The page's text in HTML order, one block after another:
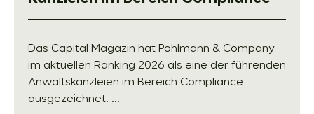
Das Capital Magazin hat Pohlmann & Company
im aktuellen Ranking 2026 als eine der führenden
Anwaltskanzleien im Bereich Compliance
ausgezeichnet. ...